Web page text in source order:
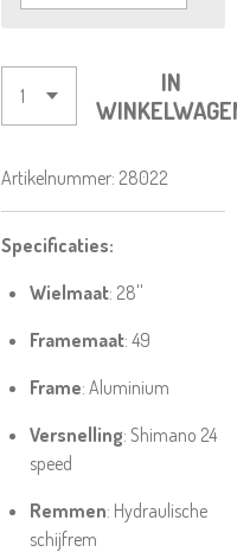
IN
Artikelnummer: 28022
Specificaties:
Wielmaat: 28''
Framemaat: 49
Frame: Aluminium
Versnelling: Shimano 24
speed
Remmen: Hydraulische
schijfrem